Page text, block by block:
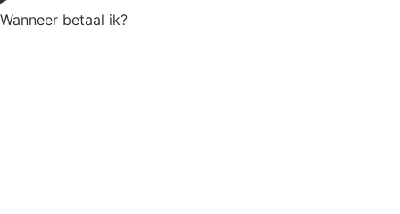
Wanneer betaal ik?